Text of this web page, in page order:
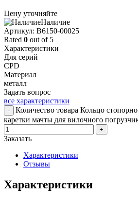
Цену уточняйте
Наличие
Aртикул: B6150-00025
Rated 0 out of 5
Характеристики
Для серий
CPD
Материал
металл
Задать вопрос
все характеристики
-
Количество товара Кольцо
каретки мачты для вилочного
+
Заказать
Характеристики
Отзывы
Характеристики